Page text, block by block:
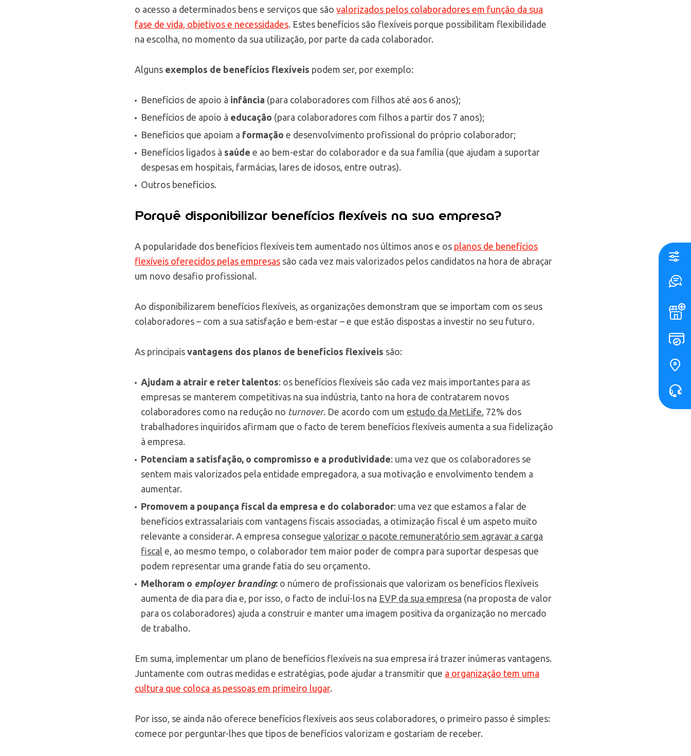
o acesso a determinados bens e serviços que são valorizados pelos colaboradores em função da sua
fase de vida, objetivos e necessidades. Estes benefícios são flexíveis porque possibilitam flexibilidade
na escolha, no momento da sua utilização, por parte da cada colaborador.
Alguns exemplos de benefícios flexíveis podem ser, por exemplo:
Benefícios de apoio à infância (para colaboradores com filhos até aos 6 anos);
Benefícios de apoio à educação (para colaboradores com filhos a partir dos 7 anos);
Benefícios que apoiam a formação e desenvolvimento profissional do próprio colaborador;
Benefícios ligados à saúde e ao bem-estar do colaborador e da sua família (que ajudam a suportar
despesas em hospitais, farmácias, lares de idosos, entre outras).
Outros benefícios.
Porquê disponibilizar benefícios flexíveis na sua empresa?
A popularidade dos benefícios flexíveis tem aumentado nos últimos anos e os planos de benefícios
flexíveis oferecidos pelas empresas são cada vez mais valorizados pelos candidatos na hora de abraçar
um novo desafio profissional.
Ao disponibilizarem benefícios flexíveis, as organizações demonstram que se importam com os seus
colaboradores – com a sua satisfação e bem-estar – e que estão dispostas a investir no seu futuro.
As principais vantagens dos planos de benefícios flexíveis são:
Ajudam a atrair e reter talentos: os benefícios flexíveis são cada vez mais importantes para as
empresas se manterem competitivas na sua indústria, tanto na hora de contratarem novos
colaboradores como na redução no turnover. De acordo com um estudo da MetLife , 72% dos
trabalhadores inquiridos afirmam que o facto de terem benefícios flexíveis aumenta a sua fidelização
à empresa.
Potenciam a satisfação, o compromisso e a produtividade: uma vez que os colaboradores se
sentem mais valorizados pela entidade empregadora, a sua motivação e envolvimento tendem a
aumentar.
Promovem a poupança fiscal da empresa e do colaborador: uma vez que estamos a falar de
benefícios extrassalariais com vantagens fiscais associadas, a otimização fiscal é um aspeto muito
relevante a considerar. A empresa consegue valorizar o pacote remuneratório sem agravar a carga
fiscal e, ao mesmo tempo, o colaborador tem maior poder de compra para suportar despesas que
podem representar uma grande fatia do seu orçamento.
Melhoram o employer branding: o número de profissionais que valorizam os benefícios flexíveis
aumenta de dia para dia e, por isso, o facto de incluí-los na EVP da sua empresa (na proposta de valor
para os colaboradores) ajuda a construir e manter uma imagem positiva da organização no mercado
de trabalho.
Em suma, implementar um plano de benefícios flexíveis na sua empresa irá trazer inúmeras vantagens.
Juntamente com outras medidas e estratégias, pode ajudar a transmitir que a organização tem uma
cultura que coloca as pessoas em primeiro lugar.
Por isso, se ainda não oferece benefícios flexíveis aos seus colaboradores, o primeiro passo é simples:
comece por perguntar-lhes que tipos de benefícios valorizam e gostariam de receber.